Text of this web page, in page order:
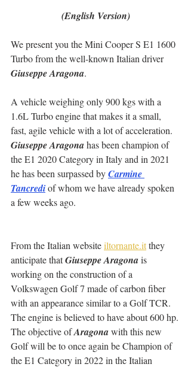
(English Version)
We present you the Mini Cooper S E1 1600
Turbo from the well-known Italian driver
Giuseppe Aragona.
A vehicle weighing only 900 kgs with a
1.6L Turbo engine that makes it a small,
fast, agile vehicle with a lot of acceleration.
Giuseppe Aragona has been champion of
the E1 2020 Category in Italy and in 2021
he has been surpassed by Carmine
Tancredi of whom we have already spoken
a few weeks ago.
From the Italian website iltornante.it they
anticipate that Giuseppe Aragona is
working on the construction of a
Volkswagen Golf 7 made of carbon fiber
with an appearance similar to a Golf TCR.
The engine is believed to have about 600 hp.
The objective of Aragona with this new
Golf will be to once again be Champion of
the E1 Category in 2022 in the Italian